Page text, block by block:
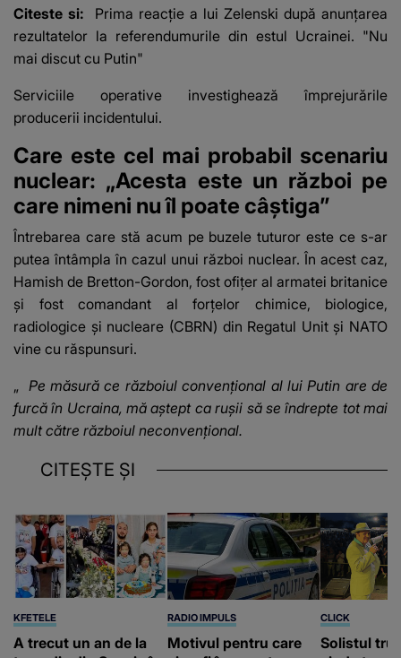
Citeste si: Prima reacție a lui Zelenski după anunţarea
rezultatelor la referendumurile din estul Ucrainei. "Nu
mai discut cu Putin"
Serviciile operative investighează împrejurările
producerii incidentului.
Care este cel mai probabil scenariu
nuclear: „Acesta este un război pe
care nimeni nu îl poate câștiga”
Întrebarea care stă acum pe buzele tuturor este ce s-ar
putea întâmpla în cazul unui război nuclear. În acest caz,
Hamish de Bretton-Gordon, fost ofițer al armatei britanice
și fost comandant al forțelor chimice, biologice,
radiologice și nucleare (CBRN) din Regatul Unit și NATO
vine cu răspunsuri.
„ Pe măsură ce războiul convențional al lui Putin are de
furcă în Ucraina, mă aștept ca rușii să se îndrepte tot mai
mult către războiul neconvențional.
CITEȘTE ȘI
KFETELE
A trecut un an de la
RADIO IMPULS
Motivul pentru care
CLICK
Solistul